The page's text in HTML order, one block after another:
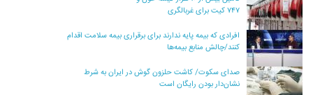
۷۴۷ کیت برای غربالگری
افرادی که بیمه پایه ندارند برای برقراری بیمه سلامت اقدام
کنند/چالش منابع بیمه‌ها
صدای سکوت/ کاشت حلزون گوش در ایران به شرط
نشان‌دار بودن رایگان است